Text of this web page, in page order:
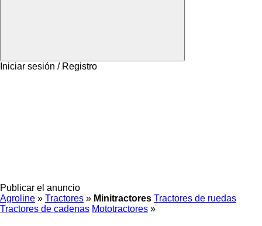
Iniciar sesión / Registro
Publicar el anuncio
Agroline » Tractores » Minitractores Tractores de ruedas
Tractores de cadenas Mototractores »